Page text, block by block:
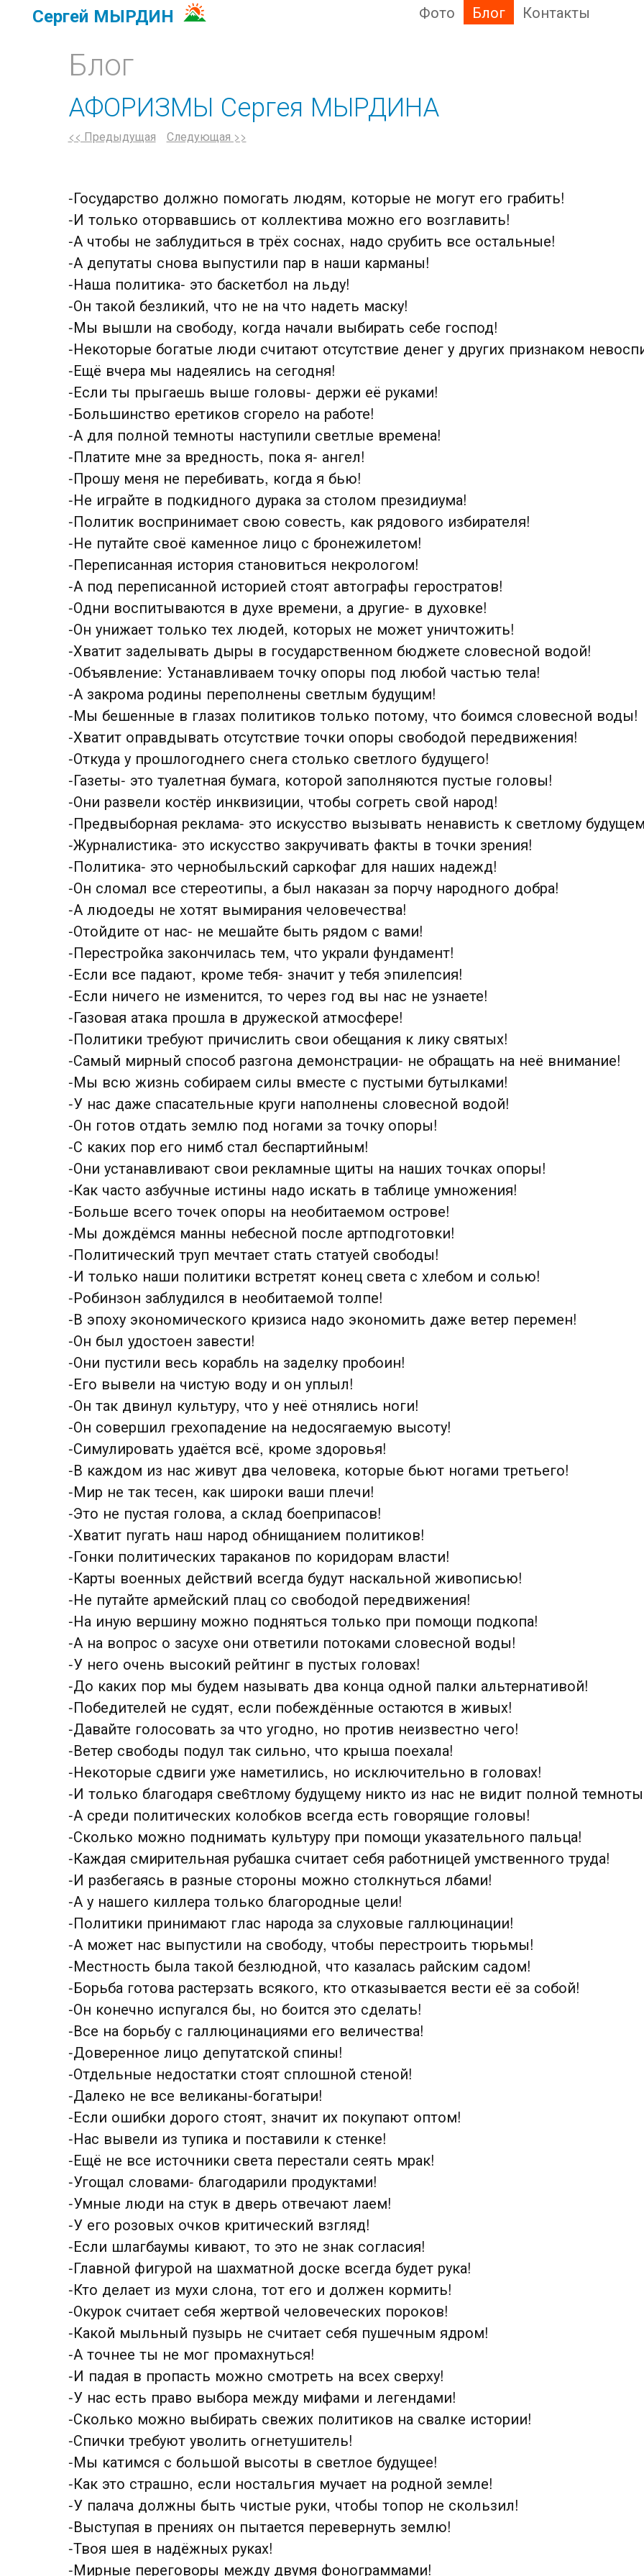
Сергей МЫРДИН Фото Блог Контакты
Блог
АФОРИЗМЫ Сергея МЫРДИНА
<< Предыдущая Следующая >>
-Государство должно помогать людям, которые не могут его грабить!
-И только оторвавшись от коллектива можно его возглавить!
-А чтобы не заблудиться в трёх соснах, надо срубить все остальные!
-А депутаты снова выпустили пар в наши карманы!
-Наша политика- это баскетбол на льду!
-Он такой безликий, что не на что надеть маску!
-Мы вышли на свободу, когда начали выбирать себе господ!
-Некоторые богатые люди считают отсутствие денег у других признаком
-Ещё вчера мы надеялись на сегодня!
-Если ты прыгаешь выше головы- держи её руками!
-Большинство еретиков сгорело на работе!
-А для полной темноты наступили светлые времена!
-Платите мне за вредность, пока я- ангел!
-Прошу меня не перебивать, когда я бью!
-Не играйте в подкидного дурака за столом президиума!
-Политик воспринимает свою совесть, как рядового избирателя!
-Не путайте своё каменное лицо с бронежилетом!
-Переписанная история становиться некрологом!
-А под переписанной историей стоят автографы геростратов!
-Одни воспитываются в духе времени, а другие- в духовке!
-Он унижает только тех людей, которых не может уничтожить!
-Хватит заделывать дыры в государственном бюджете словесной водой!
-Объявление: Устанавливаем точку опоры под любой частью тела!
-А закрома родины переполнены светлым будущим!
-Мы бешенные в глазах политиков только потому, что боимся словесной воды!
-Хватит оправдывать отсутствие точки опоры свободой передвижения!
-Откуда у прошлогоднего снега столько светлого будущего!
-Газеты- это туалетная бумага, которой заполняются пустые головы!
-Они развели костёр инквизиции, чтобы согреть свой народ!
-Предвыборная реклама- это искусство вызывать ненависть к светлому
-Журналистика- это искусство закручивать факты в точки зрения!
-Политика- это чернобыльский саркофаг для наших надежд!
-Он сломал все стереотипы, а был наказан за порчу народного добра!
-А людоеды не хотят вымирания человечества!
-Отойдите от нас- не мешайте быть рядом с вами!
-Перестройка закончилась тем, что украли фундамент!
-Если все падают, кроме тебя- значит у тебя эпилепсия!
-Если ничего не изменится, то через год вы нас не узнаете!
-Газовая атака прошла в дружеской атмосфере!
-Политики требуют причислить свои обещания к лику святых!
-Самый мирный способ разгона демонстрации- не обращать на неё внимание!
-Мы всю жизнь собираем силы вместе с пустыми бутылками!
-У нас даже спасательные круги наполнены словесной водой!
-Он готов отдать землю под ногами за точку опоры!
-С каких пор его нимб стал беспартийным!
-Они устанавливают свои рекламные щиты на наших точках опоры!
-Как часто азбучные истины надо искать в таблице умножения!
-Больше всего точек опоры на необитаемом острове!
-Мы дождёмся манны небесной после артподготовки!
-Политический труп мечтает стать статуей свободы!
-И только наши политики встретят конец света с хлебом и солью!
-Робинзон заблудился в необитаемой толпе!
-В эпоху экономического кризиса надо экономить даже ветер перемен!
-Он был удостоен завести!
-Они пустили весь корабль на заделку пробоин!
-Его вывели на чистую воду и он уплыл!
-Он так двинул культуру, что у неё отнялись ноги!
-Он совершил грехопадение на недосягаемую высоту!
-Симулировать удаётся всё, кроме здоровья!
-В каждом из нас живут два человека, которые бьют ногами третьего!
-Мир не так тесен, как широки ваши плечи!
-Это не пустая голова, а склад боеприпасов!
-Хватит пугать наш народ обнищанием политиков!
-Гонки политических тараканов по коридорам власти!
-Карты военных действий всегда будут наскальной живописью!
-Не путайте армейский плац со свободой передвижения!
-На иную вершину можно подняться только при помощи подкопа!
-А на вопрос о засухе они ответили потоками словесной воды!
-У него очень высокий рейтинг в пустых головах!
-До каких пор мы будем называть два конца одной палки альтернативой!
-Победителей не судят, если побеждённые остаются в живых!
-Давайте голосовать за что угодно, но против неизвестно чего!
-Ветер свободы подул так сильно, что крыша поехала!
-Некоторые сдвиги уже наметились, но исключительно в головах!
-И только благодаря све6тлому будущему никто из нас не видит полной
-А среди политических колобков всегда есть говорящие головы!
-Сколько можно поднимать культуру при помощи указательного пальца!
-Каждая смирительная рубашка считает себя работницей умственного труда!
-И разбегаясь в разные стороны можно столкнуться лбами!
-А у нашего киллера только благородные цели!
-Политики принимают глас народа за слуховые галлюцинации!
-А может нас выпустили на свободу, чтобы перестроить тюрьмы!
-Местность была такой безлюдной, что казалась райским садом!
-Борьба готова растерзать всякого, кто отказывается вести её за собой!
-Он конечно испугался бы, но боится это сделать!
-Все на борьбу с галлюцинациями его величества!
-Доверенное лицо депутатской спины!
-Отдельные недостатки стоят сплошной стеной!
-Далеко не все великаны-богатыри!
-Если ошибки дорого стоят, значит их покупают оптом!
-Нас вывели из тупика и поставили к стенке!
-Ещё не все источники света перестали сеять мрак!
-Угощал словами- благодарили продуктами!
-Умные люди на стук в дверь отвечают лаем!
-У его розовых очков критический взгляд!
-Если шлагбаумы кивают, то это не знак согласия!
-Главной фигурой на шахматной доске всегда будет рука!
-Кто делает из мухи слона, тот его и должен кормить!
-Окурок считает себя жертвой человеческих пороков!
-Какой мыльный пузырь не считает себя пушечным ядром!
-А точнее ты не мог промахнуться!
-И падая в пропасть можно смотреть на всех сверху!
-У нас есть право выбора между мифами и легендами!
-Сколько можно выбирать свежих политиков на свалке истории!
-Спички требуют уволить огнетушитель!
-Мы катимся с большой высоты в светлое будущее!
-Как это страшно, если ностальгия мучает на родной земле!
-У палача должны быть чистые руки, чтобы топор не скользил!
-Выступая в прениях он пытается перевернуть землю!
-Твоя шея в надёжных руках!
-Мирные переговоры между двумя фонограммами!